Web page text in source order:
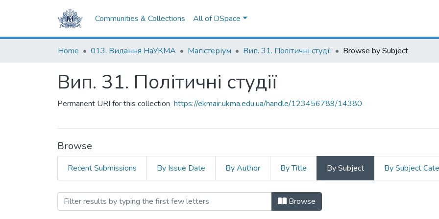
Communities & Collections All of DSpace
Home 013. Видання НаУКМА Магістеріум Вип. 31. Політичні студії Browse by Subject
Вип. 31. Політичні студії
Permanent URI for this collection https://ekmair.ukma.edu.ua/handle/123456789/14380
Browse
Recent Submissions By Issue Date By Author By Title By Subject By Subject
Browsing Вип. 31. Політичні студії by Subject
Browse